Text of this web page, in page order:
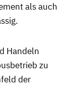
als auch
Handeln
zu
der